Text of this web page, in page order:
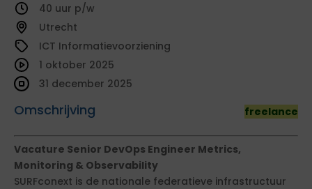
40
Utrecht
ICT Informatievoorziening
Omschrijving freelance
1 oktober 2025
31 december 2025
Vacature Senior DevOps Engineer Metrics,
Monitoring & Observability
SURFconext is de nationale federatieve infrastructuur